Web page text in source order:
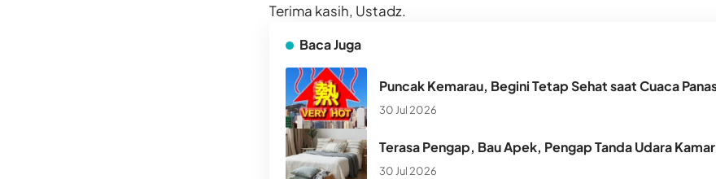
Terima kasih, Ustadz.
Baca Juga
Puncak Kemarau, Begini Tetap Sehat saat Cuaca
30 Jul 2026
Terasa Pengap, Bau Apek, Pengap Tanda Udara
30 Jul 2026